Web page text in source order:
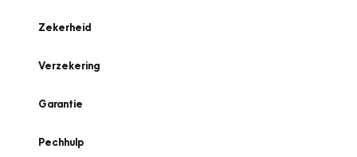
Zekerheid
Verzekering
Garantie
Pechhulp